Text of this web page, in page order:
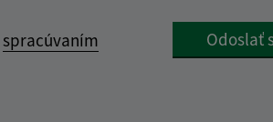
spracúvaním
Odoslať